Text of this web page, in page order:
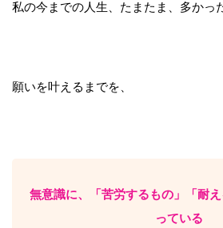
私の今までの人生、たまたま、多かっ
願いを叶えるまでを、
無意識に、「苦労するもの」「耐
っている